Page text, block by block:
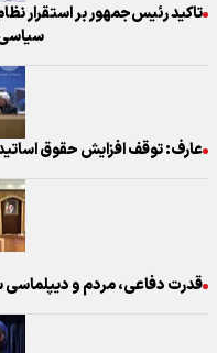
تاکید رئیس‌جمهور بر استقرار
عارف: توقف افزایش حقوق
قدرت دفاعی، مردم و